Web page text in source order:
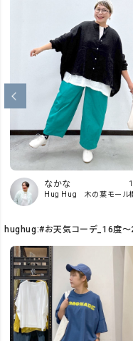
なかな
Hug Hug 木の葉モール
hughug:#お天気コーデ_16度